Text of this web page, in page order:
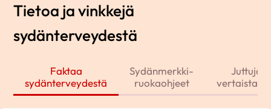
Tietoa ja vinkkejä
sydänterveydestä
Faktaa
sydänterveydestä
Sydänmerkki-
ruokaohjeet
Juttuja